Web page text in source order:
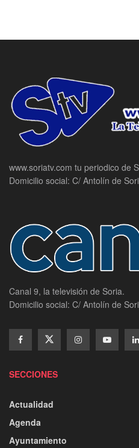
www.soriatv.com tu periodico de
Domicilio social: C/ Antolín de
Canal 9, la televisión de Soria.
Domicilio social: C/ Antolín de
SECCIONES
Actualidad
Agenda
Ayuntamiento